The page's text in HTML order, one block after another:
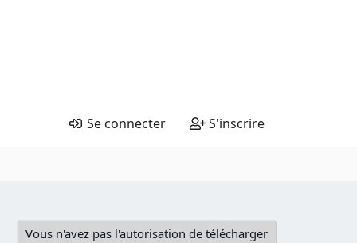
Se connecter S'inscrire
Vous n'avez pas l'autorisation de télécharger